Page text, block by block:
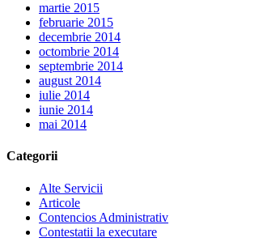
martie 2015
februarie 2015
decembrie 2014
octombrie 2014
septembrie 2014
august 2014
iulie 2014
iunie 2014
mai 2014
Categorii
Alte Servicii
Articole
Contencios Administrativ
Contestatii la executare